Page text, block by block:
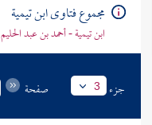
مجموع فتاوى ابن تيمية
ابن تيمية - أحمد بن عبد
جزء 3 صفحة